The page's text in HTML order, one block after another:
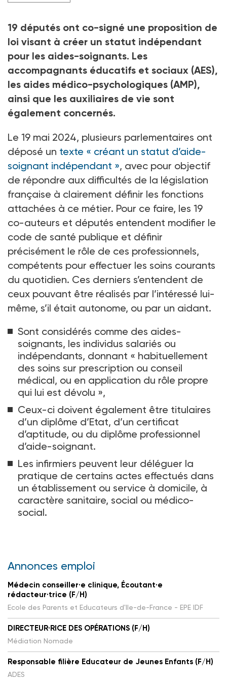
19 députés ont co-signé une proposition de
loi visant à créer un statut indépendant
pour les aides-soignants. Les
accompagnants éducatifs et sociaux (AES),
les aides médico-psychologiques (AMP),
ainsi que les auxiliaires de vie sont
également concernés.
Le 19 mai 2024, plusieurs parlementaires ont
déposé un texte « créant un statut d’aide-
soignant indépendant », avec pour objectif
de répondre aux difficultés de la législation
française à clairement définir les fonctions
attachées à ce métier. Pour ce faire, les 19
co-auteurs et députés entendent modifier le
code de santé publique et définir
précisément le rôle de ces professionnels,
compétents pour effectuer les soins courants
du quotidien. Ces derniers s’entendent de
ceux pouvant être réalisés par l’intéressé lui-
même, s’il était autonome, ou par un aidant.
Sont considérés comme des aides-
soignants, les individus salariés ou
indépendants, donnant « habituellement
des soins sur prescription ou conseil
médical, ou en application du rôle propre
qui lui est dévolu »,
Ceux-ci doivent également être titulaires
d’un diplôme d’Etat, d’un certificat
d’aptitude, ou du diplôme professionnel
d’aide-soignant.
Les infirmiers peuvent leur déléguer la
pratique de certains actes effectués dans
un établissement ou service à domicile, à
caractère sanitaire, social ou médico-
social.
Annonces emploi
Médecin conseiller·e clinique, Écoutant·e
rédacteur·trice (F/H)
Ecole des Parents et Educateurs d'Ile-de-France - EPE IDF
DIRECTEUR·RICE DES OPÉRATIONS (F/H)
Médiation Nomade
Responsable filière Educateur de Jeunes Enfants (F/H)
ADES